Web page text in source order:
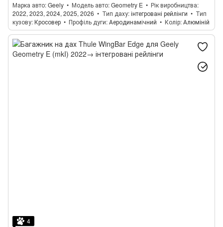
Марка авто Geely Модель авто Geometry E
Рік виробництва
2022, 2023, 2024, 2025, 2026
Тип даху інтегровані рейлінги
Тип
кузову Кросовер Профіль дуги Аеродинамічний Колір Алюміній
4